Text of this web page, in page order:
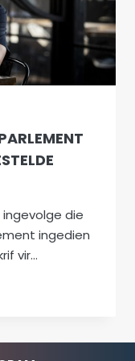
ingevolge die
ingedien
vir…